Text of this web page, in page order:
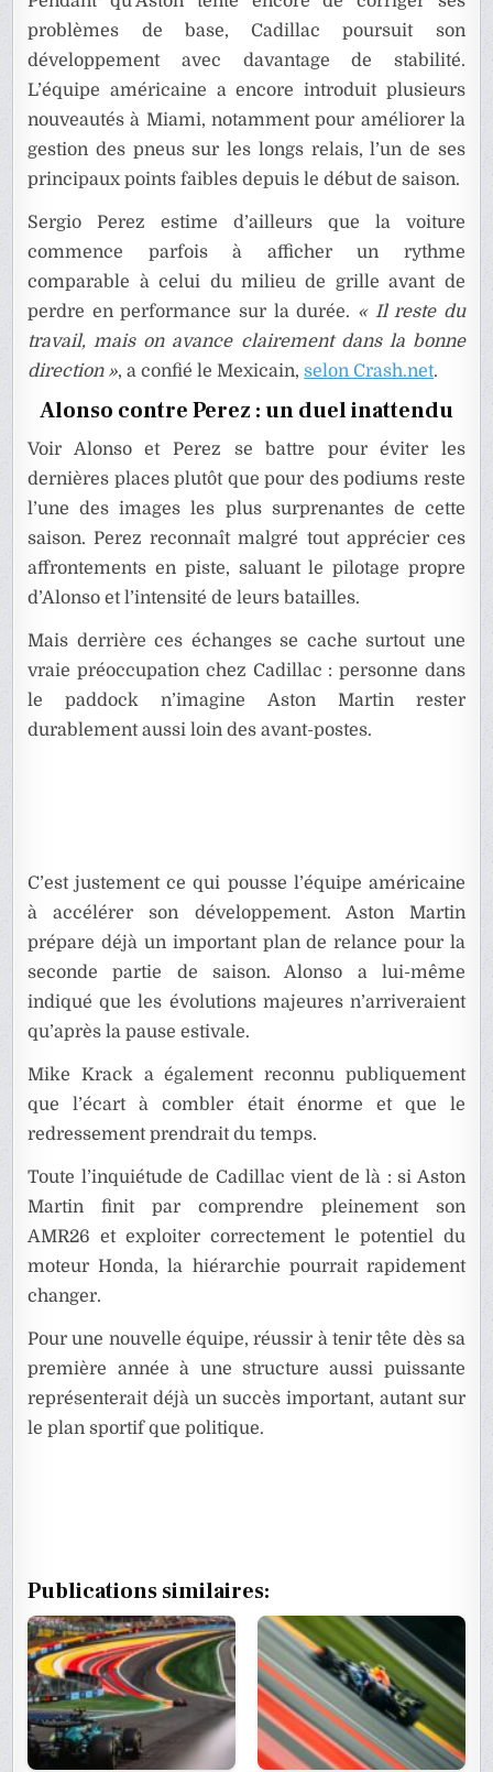
problèmes de base, Cadillac poursuit son
développement avec davantage de stabilité.
L’équipe américaine a encore introduit plusieurs
nouveautés à Miami, notamment pour améliorer la
gestion des pneus sur les longs relais, l’un de ses
principaux points faibles depuis le début de saison.
Sergio Perez estime d’ailleurs que la voiture
commence parfois à afficher un rythme
comparable à celui du milieu de grille avant de
perdre en performance sur la durée. « Il reste du
travail, mais on avance clairement dans la bonne
direction », a confié le Mexicain,selon Crash.net.
Alonso contre Perez : un duel inattendu
Voir Alonso et Perez se battre pour éviter les
dernières places plutôt que pour des podiums reste
l’une des images les plus surprenantes de cette
saison. Perez reconnaît malgré tout apprécier ces
affrontements en piste, saluant le pilotage propre
d’Alonso et l’intensité de leurs batailles.
Mais derrière ces échanges se cache surtout une
vraie préoccupation chez Cadillac : personne dans
le paddock n’imagine Aston Martin rester
durablement aussi loin des avant-postes.
C’est justement ce qui pousse l’équipe américaine
à accélérer son développement. Aston Martin
prépare déjà un important plan de relance pour la
seconde partie de saison. Alonso a lui-même
indiqué que les évolutions majeures n’arriveraient
qu’après la pause estivale.
Mike Krack a également reconnu publiquement
que l’écart à combler était énorme et que le
redressement prendrait du temps.
Toute l’inquiétude de Cadillac vient de là : si Aston
Martin finit par comprendre pleinement son
AMR26 et exploiter correctement le potentiel du
moteur Honda, la hiérarchie pourrait rapidement
changer.
Pour une nouvelle équipe, réussir à tenir tête dès sa
première année à une structure aussi puissante
représenterait déjà un succès important, autant sur
le plan sportif que politique.
Publications similaires: